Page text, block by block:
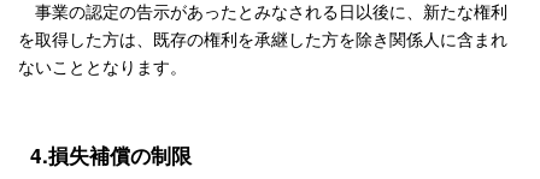
事業の認定の告示があったとみなされる日以後に、新たな権利
を取得した方は、既存の権利を承継した方を除き関係人に含まれ
ないこととなります。
4.損失補償の制限